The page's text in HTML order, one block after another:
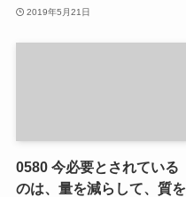
2019年5月21日
0580 今必要とされている
のは、量を減らして、質を